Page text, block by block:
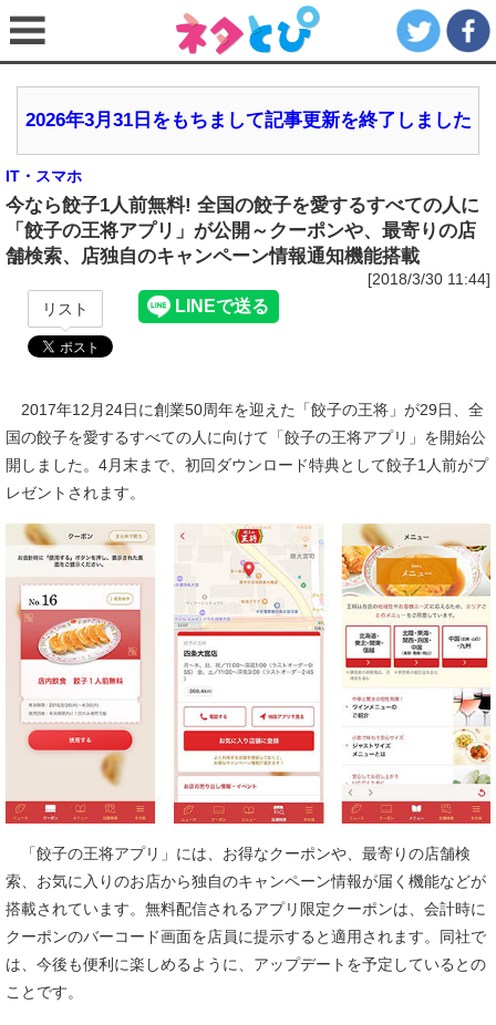
2026年3月31日をもちまして記事更新を終了しました
IT・スマホ
今なら餃子1人前無料! 全国の餃子を愛するすべての人に
「餃子の王将アプリ」が公開～クーポンや、最寄りの店
舗検索、店独自のキャンペーン情報通知機能搭載
[2018/3/30 11:44]
リスト
2017年12月24日に創業50周年を迎えた「餃子の王将」が29日、全
国の餃子を愛するすべての人に向けて「餃子の王将アプリ」を開始公
開しました。4月末まで、初回ダウンロード特典として餃子1人前がプ
レゼントされます。
「餃子の王将アプリ」には、お得なクーポンや、最寄りの店舗検
索、お気に入りのお店から独自のキャンペーン情報が届く機能などが
搭載されています。無料配信されるアプリ限定クーポンは、会計時に
クーポンのバーコード画面を店員に提示すると適用されます。同社で
は、今後も便利に楽しめるように、アップデートを予定しているとの
ことです。